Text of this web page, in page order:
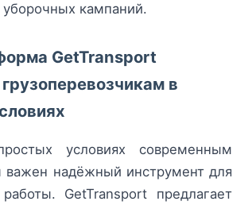
кампаний.
GetTransport
в
условиях современным
важен надёжный инструмент для
GetTransport предлагает